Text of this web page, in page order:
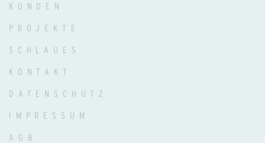
KUNDEN
PROJEKTE
SCHLAUES
KONTAKT
DATENSCHUTZ
IMPRESSUM
AGB